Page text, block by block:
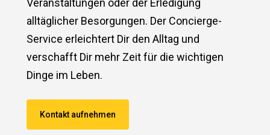
alltäglicher Besorgungen. Der Concierge-
Service erleichtert Dir den Alltag und
verschafft Dir mehr Zeit für die wichtigen
Dinge im Leben.
Kontakt aufnehmen